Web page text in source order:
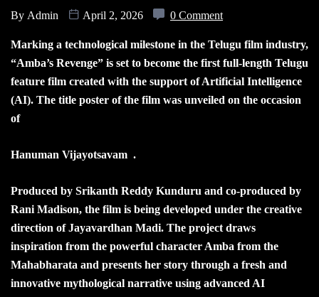
By Admin April 2, 2026 0 Comment
Marking a technological milestone in the Telugu film industry,
“Amba’s Revenge” is set to become the first full-length Telugu
feature film created with the support of Artificial Intelligence
(AI). The title poster of the film was unveiled on the occasion
of
Hanuman Vijayotsavam .
Produced by Srikanth Reddy Kunduru and co-produced by
Rani Madison, the film is being developed under the creative
direction of Jayavardhan Madi. The project draws
inspiration from the powerful character Amba from the
Mahabharata and presents her story through a fresh and
innovative mythological narrative using advanced AI